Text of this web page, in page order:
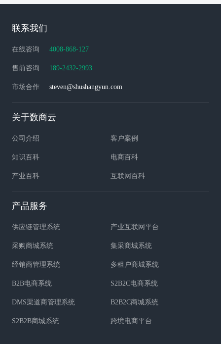
联系我们
在线咨询 4008-868-127
售前咨询 189-2432-2993
市场合作 steven@shushangyun.com
关于数商云
公司介绍 客户案例
知识百科 电商百科
产业百科 互联网百科
产品服务
供应链管理系统 产业互联网平台
采购商城系统 集采商城系统
经销商管理系统 多租户商城系统
B2B电商系统 S2B2C电商系统
DMS渠道商管理系统 B2B2C商城系统
S2B2B商城系统 跨境电商平台